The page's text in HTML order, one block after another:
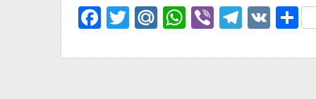
Facebook
TwitterMail.Ru
WhatsApp
Viber VK